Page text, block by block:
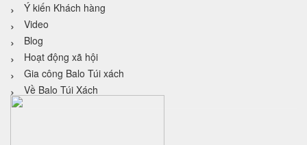
Ý kiến Khách hàng
Video
Blog
Hoạt động xã hội
Gia công Balo Túi xách
Về Balo Túi Xách